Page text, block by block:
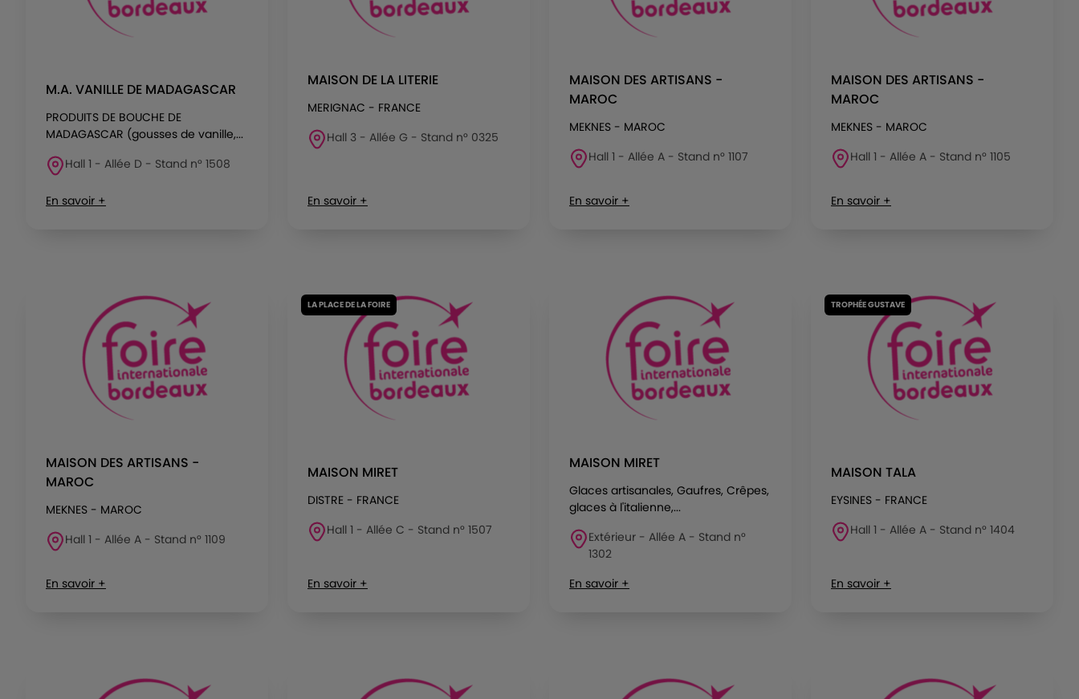
M.A. VANILLE DE MADAGASCAR
PRODUITS DE BOUCHE DE
MADAGASCAR (gousses de vanille,...
Hall 1 - Allée D - Stand n° 1508
En savoir +
MAISON DE LA LITERIE
MERIGNAC - FRANCE
Hall 3 - Allée G - Stand n° 0325
En savoir +
MAISON DES ARTISANS -
MAROC
MEKNES - MAROC
Hall 1 - Allée A - Stand n° 1107
En savoir +
MAISON DES ARTISANS -
MAROC
MEKNES - MAROC
Hall 1 - Allée A - Stand n° 1105
En savoir +
MAISON DES ARTISANS -
MAROC
MEKNES - MAROC
Hall 1 - Allée A - Stand n° 1109
En savoir +
LA PLACE DE LA FOIRE
MAISON MIRET
DISTRE - FRANCE
Hall 1 - Allée C - Stand n° 1507
En savoir +
MAISON MIRET
Glaces artisanales, Gaufres, Crêpes,
glaces à l'italienne,...
Extérieur - Allée A - Stand n°
1302
En savoir +
TROPHÉE GUSTAVE
MAISON TALA
EYSINES - FRANCE
Hall 1 - Allée A - Stand n° 1404
En savoir +